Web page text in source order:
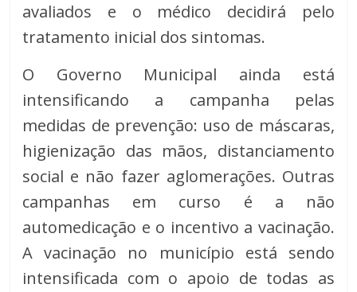
avaliados e o médico decidirá pelo
tratamento inicial dos sintomas.
O Governo Municipal ainda está
intensificando a campanha pelas
medidas de prevenção: uso de máscaras,
higienização das mãos, distanciamento
social e não fazer aglomerações. Outras
campanhas em curso é a não
automedicação e o incentivo a vacinação.
A vacinação no município está sendo
intensificada com o apoio de todas as